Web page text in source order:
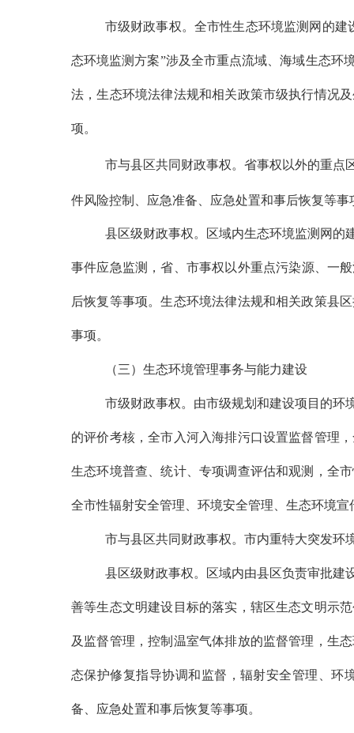
市级财政事权。 全市性生态环境监测网的建
态环境监测方案”涉及全市重点流域、海域生态环
法，生态环境法律法规和相关政策市级执行情况
项。
市与县区共同财政事权。 省事权以外的重点
件风险控制、应急准备、应急处置和事后恢复等
县区级财政事权。区域内生态环境监测网的
事件应急监测，省 、市事权以外重点污染源、 一
后恢复等事项。生态环境法律法规和相关政策县区
事项。
（三）生态环境管理事务与能力建设
市级财政事权。由市级规划和建设项目的环
的评价考核，全市入河入海排污口设置监督管理，
生态环境普查、统计、专项调查评估和观测，全
全市性辐射安全管理、环境安全管理、生态环境
市与县区共同财政事权。市内重特大突发环
县区级财政事权。区域内由县区负责审批建
善等生态文明建设目标的落实，辖区生态文明示
及监督管理，控制温室气体排放的监督管理，生
态保护修复指导协调和监督，辐射安全管理、环
备、应急处置和事后恢复等事项。